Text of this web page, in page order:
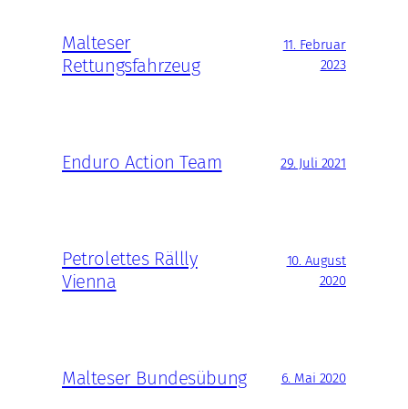
Malteser
Rettungsfahrzeug
11. Februar
2023
Enduro Action Team 29. Juli 2021
Petrolettes Rällly
Vienna
10. August
2020
Malteser Bundesübung 6. Mai 2020